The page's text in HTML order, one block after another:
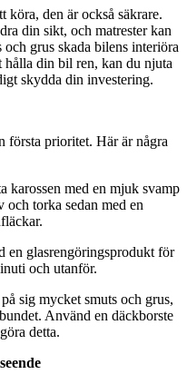
köra, den är också säkrare.
din sikt, och matrester kan
grus skada bilens interiöra
din bil ren, kan du njuta
skydda din investering.
prioritet. Här är några
karossen med en mjuk svamp
torka sedan med en
en glasrengöringsprodukt för
och utanför.
sig mycket smuts och grus,
Använd en däckborste
detta.